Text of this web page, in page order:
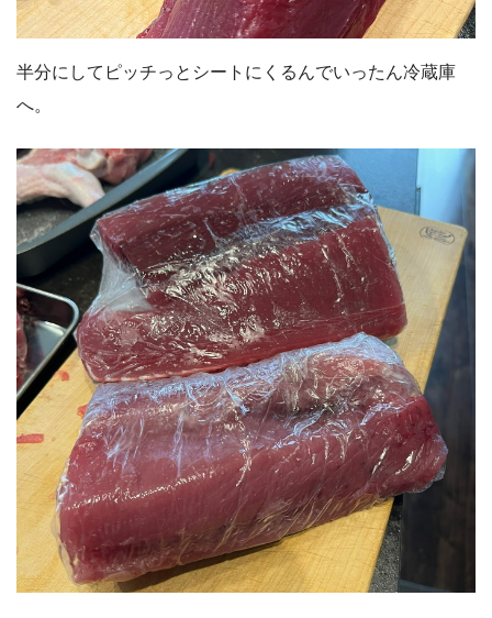
半分にしてピッチっとシートにくるんでいったん冷蔵庫
へ。